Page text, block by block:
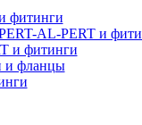
фитинги
AL-PERT и
и фитинги
и фланцы